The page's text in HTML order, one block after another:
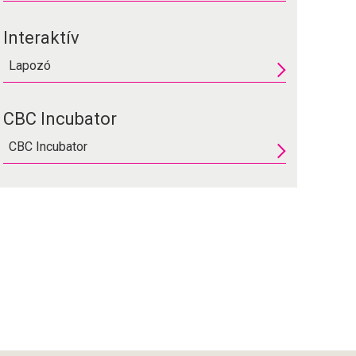
Interaktív
Lapozó
CBC Incubator
CBC Incubator